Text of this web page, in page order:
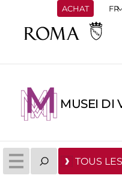
ACHAT
MUSEI DI
TOUS